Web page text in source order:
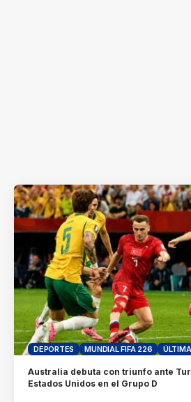
DEPORTES MUNDIAL FIFA 226
Australia debuta con triunfo ante
Estados Unidos en el Grupo D